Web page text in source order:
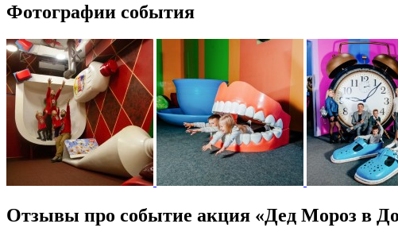
Фотографии события
Отзывы про событие акция «Дед Мороз в